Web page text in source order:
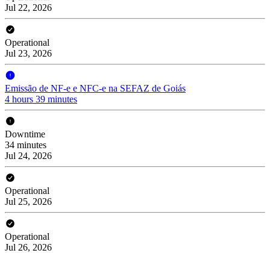
Jul 22, 2026
Operational
Jul 23, 2026
Emissão de NF-e e NFC-e na SEFAZ de Goiás
4 hours 39 minutes
Downtime
34 minutes
Jul 24, 2026
Operational
Jul 25, 2026
Operational
Jul 26, 2026